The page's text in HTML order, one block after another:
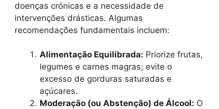
doenças crónicas e a necessidade de
intervenções drásticas. Algumas
recomendações fundamentais incluem:
Alimentação Equilibrada: Priorize frutas,
legumes e carnes magras; evite o
excesso de gorduras saturadas e
açúcares.
Moderação (ou Abstenção) de Álcool: O